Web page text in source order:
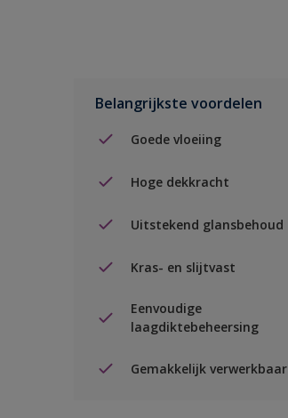
Belangrijkste voordelen
Goede vloeiing
Hoge dekkracht
Uitstekend glansbehoud
Kras- en slijtvast
Eenvoudige
laagdiktebeheersing
Gemakkelijk verwerkbaar